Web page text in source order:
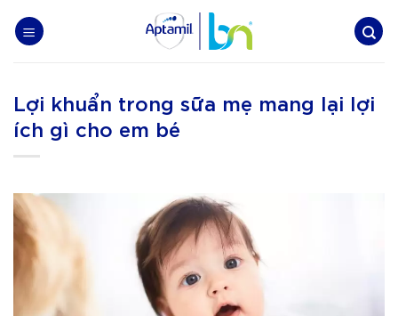
Lợi khuẩn trong sữa mẹ mang lại lợi
ích gì cho em bé